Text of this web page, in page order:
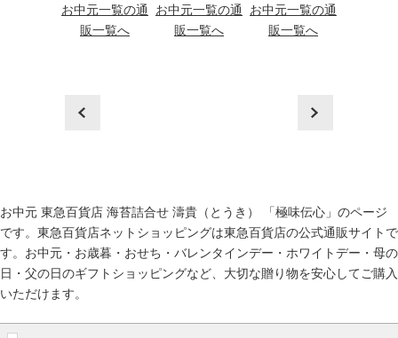
お中元一覧の通
販一覧へ
お中元一覧の通
販一覧へ
お中元一覧の通
販一覧へ
prev next
お中元 東急百貨店 海苔詰合せ 濤貴（とうき） 「極味伝心」のページ
です。東急百貨店ネットショッピングは東急百貨店の公式通販サイトで
す。 お中元 ・ お歳暮 ・ おせち ・ バレンタインデー ・ ホワイトデー ・ 母の
日 ・ 父の日のギフトショッピングなど、大切な贈り物を安心してご購入
いただけます。